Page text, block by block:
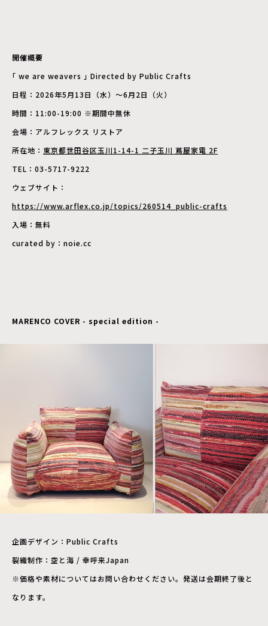
開催概要
｢ we are weavers ｣ Directed by Public Crafts
日程：2026年5月13日（水）～6月2日（火）
時間：11:00-19:00 ※期間中無休
会場：アルフレックス リストア
所在地： 東京都世田谷区玉川1-14-1 二子玉川 蔦屋家電 2F
TEL：03-5717-9222
ウェブサイト：
https://www.arflex.co.jp/topics/260514_public-crafts
入場：無料
curated by：noie.cc
MARENCO COVER - special edition -
企画デザイン：Public Crafts
裂織制作：空と海 / 幸呼来Japan
※価格や素材についてはお問い合わせください。発送は会期終了後と
なります。